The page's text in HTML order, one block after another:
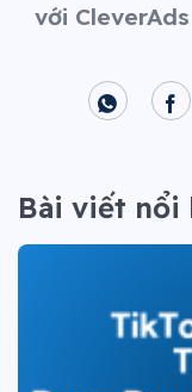
với
Bài viết nổi